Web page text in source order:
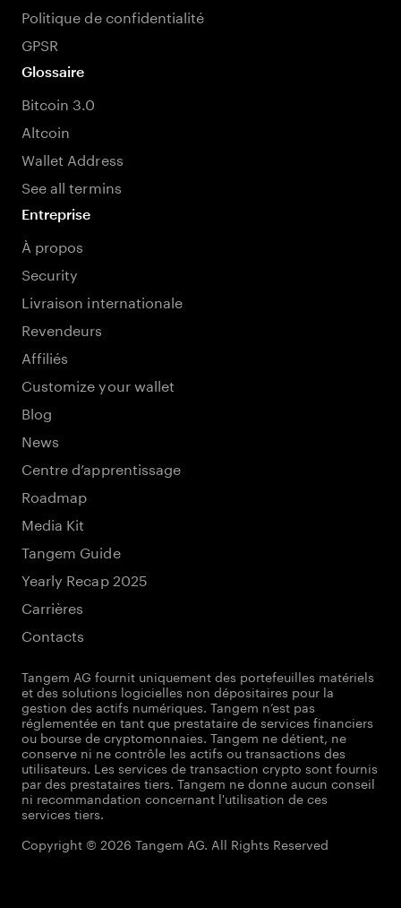
Politique de confidentialité
GPSR
Glossaire
Bitcoin 3.0
Altcoin
Wallet Address
See all termins
Entreprise
À propos
Security
Livraison internationale
Revendeurs
Affiliés
Customize your wallet
Blog
News
Centre d’apprentissage
Roadmap
Media Kit
Tangem Guide
Yearly Recap 2025
Carrières
Contacts
Tangem AG fournit uniquement des portefeuilles matériels
et des solutions logicielles non dépositaires pour la
gestion des actifs numériques. Tangem n’est pas
réglementée en tant que prestataire de services financiers
ou bourse de cryptomonnaies. Tangem ne détient, ne
conserve ni ne contrôle les actifs ou transactions des
utilisateurs. Les services de transaction crypto sont fournis
par des prestataires tiers. Tangem ne donne aucun conseil
ni recommandation concernant l'utilisation de ces
services tiers.